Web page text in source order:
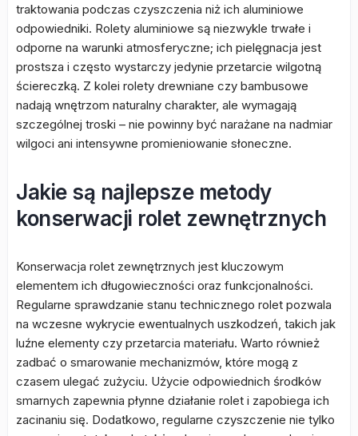
traktowania podczas czyszczenia niż ich aluminiowe
odpowiedniki. Rolety aluminiowe są niezwykle trwałe i
odporne na warunki atmosferyczne; ich pielęgnacja jest
prostsza i często wystarczy jedynie przetarcie wilgotną
ściereczką. Z kolei rolety drewniane czy bambusowe
nadają wnętrzom naturalny charakter, ale wymagają
szczególnej troski – nie powinny być narażane na nadmiar
wilgoci ani intensywne promieniowanie słoneczne.
Jakie są najlepsze metody
konserwacji rolet zewnętrznych
Konserwacja rolet zewnętrznych jest kluczowym
elementem ich długowieczności oraz funkcjonalności.
Regularne sprawdzanie stanu technicznego rolet pozwala
na wczesne wykrycie ewentualnych uszkodzeń, takich jak
luźne elementy czy przetarcia materiału. Warto również
zadbać o smarowanie mechanizmów, które mogą z
czasem ulegać zużyciu. Użycie odpowiednich środków
smarnych zapewnia płynne działanie rolet i zapobiega ich
zacinaniu się. Dodatkowo, regularne czyszczenie nie tylko